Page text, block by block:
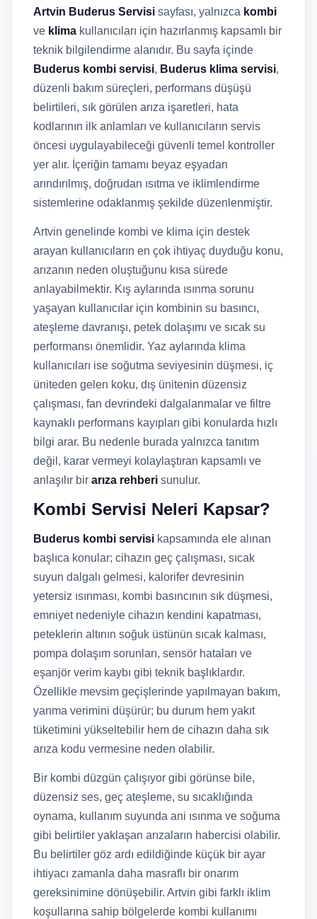
Artvin Buderus Servisi sayfası, yalnızca kombi
ve klima kullanıcıları için hazırlanmış kapsamlı bir
teknik bilgilendirme alanıdır. Bu sayfa içinde
Buderus kombi servisi, Buderus klima servisi,
düzenli bakım süreçleri, performans düşüşü
belirtileri, sık görülen arıza işaretleri, hata
kodlarının ilk anlamları ve kullanıcıların servis
öncesi uygulayabileceği güvenli temel kontroller
yer alır. İçeriğin tamamı beyaz eşyadan
arındırılmış, doğrudan ısıtma ve iklimlendirme
sistemlerine odaklanmış şekilde düzenlenmiştir.
Artvin genelinde kombi ve klima için destek
arayan kullanıcıların en çok ihtiyaç duyduğu konu,
arızanın neden oluştuğunu kısa sürede
anlayabilmektir. Kış aylarında ısınma sorunu
yaşayan kullanıcılar için kombinin su basıncı,
ateşleme davranışı, petek dolaşımı ve sıcak su
performansı önemlidir. Yaz aylarında klima
kullanıcıları ise soğutma seviyesinin düşmesi, iç
üniteden gelen koku, dış ünitenin düzensiz
çalışması, fan devrindeki dalgalanmalar ve filtre
kaynaklı performans kayıpları gibi konularda hızlı
bilgi arar. Bu nedenle burada yalnızca tanıtım
değil, karar vermeyi kolaylaştıran kapsamlı ve
anlaşılır bir arıza rehberi sunulur.
Kombi Servisi Neleri Kapsar?
Buderus kombi servisi kapsamında ele alınan
başlıca konular; cihazın geç çalışması, sıcak
suyun dalgalı gelmesi, kalorifer devresinin
yetersiz ısınması, kombi basıncının sık düşmesi,
emniyet nedeniyle cihazın kendini kapatması,
peteklerin altının soğuk üstünün sıcak kalması,
pompa dolaşım sorunları, sensör hataları ve
eşanjör verim kaybı gibi teknik başlıklardır.
Özellikle mevsim geçişlerinde yapılmayan bakım,
yanma verimini düşürür; bu durum hem yakıt
tüketimini yükseltebilir hem de cihazın daha sık
arıza kodu vermesine neden olabilir.
Bir kombi düzgün çalışıyor gibi görünse bile,
düzensiz ses, geç ateşleme, su sıcaklığında
oynama, kullanım suyunda ani ısınma ve soğuma
gibi belirtiler yaklaşan arızaların habercisi olabilir.
Bu belirtiler göz ardı edildiğinde küçük bir ayar
ihtiyacı zamanla daha masraflı bir onarım
gereksinimine dönüşebilir. Artvin gibi farklı iklim
koşullarına sahip bölgelerde kombi kullanımı